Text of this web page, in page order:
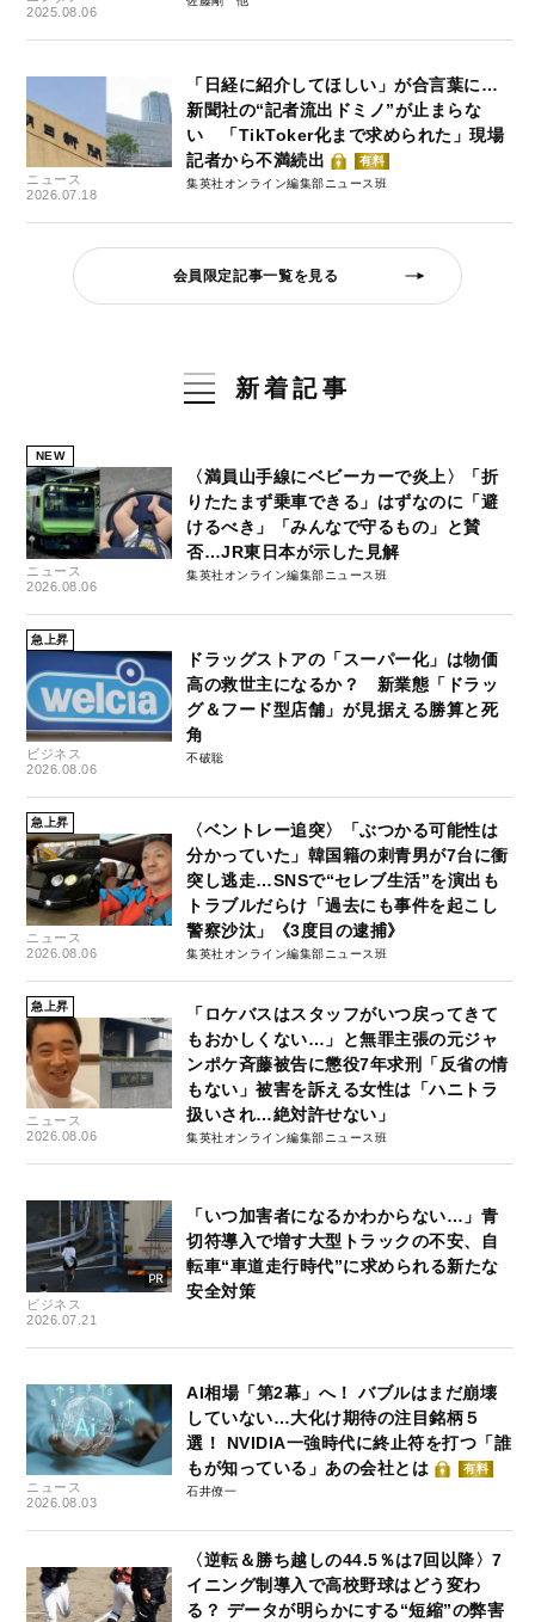
2025.08.06
ニュース
2026.07.18
「日経に紹介してほしい」が合言葉に…
新聞社の“記者流出ドミノ”が止まらな
い 「TikToker化まで求められた」現場
記者から不満続出
有料
集英社オンライン編集部ニュース班
会員限定記事一覧を見る
新着記事
NEW
ニュース
2026.08.06
〈満員山手線にベビーカーで炎上〉「折
りたたまず乗車できる」はずなのに「避
けるべき」「みんなで守るもの」と賛
否…JR東日本が示した見解
集英社オンライン編集部ニュース班
急上昇
ビジネス
2026.08.06
ドラッグストアの「スーパー化」は物価
高の救世主になるか？ 新業態「ドラッ
グ＆フード型店舗」が見据える勝算と死
角
不破聡
急上昇
ニュース
2026.08.06
〈ベントレー追突〉「ぶつかる可能性は
分かっていた」韓国籍の刺青男が7台に衝
突し逃走…SNSで“セレブ生活”を演出も
トラブルだらけ「過去にも事件を起こし
警察沙汰」《3度目の逮捕》
集英社オンライン編集部ニュース班
急上昇
ニュース
2026.08.06
「ロケバスはスタッフがいつ戻ってきて
もおかしくない…」と無罪主張の元ジャ
ンポケ斉藤被告に懲役7年求刑「反省の情
もない」被害を訴える女性は「ハニトラ
扱いされ…絶対許せない」
集英社オンライン編集部ニュース班
ビジネス
2026.07.21
「いつ加害者になるかわからない…」青
切符導入で増す大型トラックの不安、自
転車“車道走行時代”に求められる新たな
安全対策
ニュース
2026.08.03
AI相場「第2幕」へ！ バブルはまだ崩壊
していない…大化け期待の注目銘柄５
選！ NVIDIA一強時代に終止符を打つ「誰
もが知っている」あの会社とは
有料
石井僚一
〈逆転＆勝ち越しの44.5％は7回以降〉7
イニング制導入で高校野球はどう変わ
る？ データが明らかにする“短縮”の弊害